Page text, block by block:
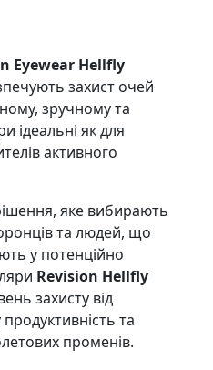
Eyewear Hellfly
захист очей
зручному та
ідеальні як для
активного
яке вибирають
та людей, що
у потенційно
Revision Hellfly
захисту від
та
променів.